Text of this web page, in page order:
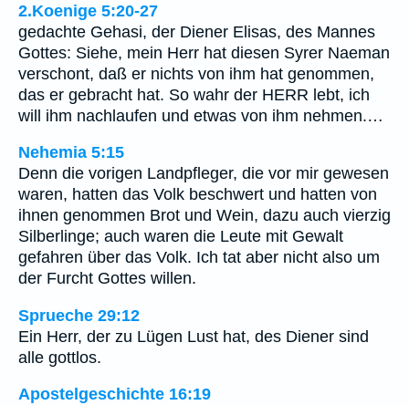
2.Koenige 5:20-27
gedachte Gehasi, der Diener Elisas, des Mannes
Gottes: Siehe, mein Herr hat diesen Syrer Naeman
verschont, daß er nichts von ihm hat genommen,
das er gebracht hat. So wahr der HERR lebt, ich
will ihm nachlaufen und etwas von ihm nehmen.…
Nehemia 5:15
Denn die vorigen Landpfleger, die vor mir gewesen
waren, hatten das Volk beschwert und hatten von
ihnen genommen Brot und Wein, dazu auch vierzig
Silberlinge; auch waren die Leute mit Gewalt
gefahren über das Volk. Ich tat aber nicht also um
der Furcht Gottes willen.
Sprueche 29:12
Ein Herr, der zu Lügen Lust hat, des Diener sind
alle gottlos.
Apostelgeschichte 16:19